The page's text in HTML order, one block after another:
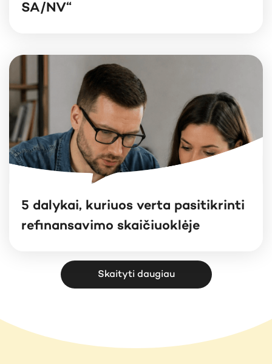
SA/NV“
5 dalykai, kuriuos verta pasitikrinti
refinansavimo skaičiuoklėje
Skaityti daugiau